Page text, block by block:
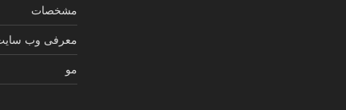
مشخصات
معرفی وب
مو